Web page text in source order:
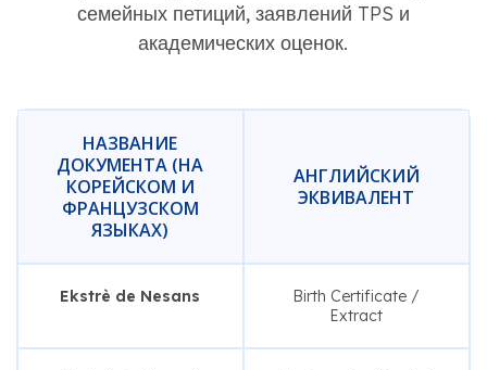
семейных петиций, заявлений TPS и
академических оценок.
НАЗВАНИЕ
ДОКУМЕНТА (НА
КОРЕЙСКОМ И
ФРАНЦУЗСКОМ
ЯЗЫКАХ)
АНГЛИЙСКИЙ
ЭКВИВАЛЕНТ
Ekstrè de Nesans
Birth Certificate /
Extract